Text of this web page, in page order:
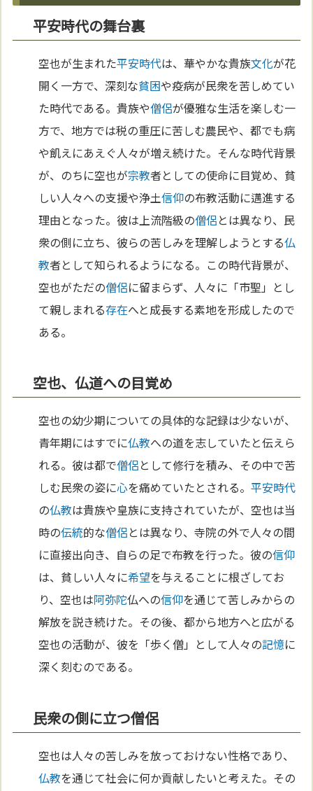
平安時代の舞台裏
空也が生まれた平安時代は、華やかな貴族文化が花
開く一方で、深刻な貧困や疫病が民衆を苦しめてい
た時代である。貴族や僧侶が優雅な生活を楽しむ一
方で、地方では税の重圧に苦しむ農民や、都でも病
や飢えにあえぐ人々が増え続けた。そんな時代背景
が、のちに空也が宗教者としての使命に目覚め、貧
しい人々への支援や浄土信仰の布教活動に邁進する
理由となった。彼は上流階級の僧侶とは異なり、民
衆の側に立ち、彼らの苦しみを理解しようとする仏
教者として知られるようになる。この時代背景が、
空也がただの僧侶に留まらず、人々に「市聖」とし
て親しまれる存在へと成長する素地を形成したので
ある。
空也、仏道への目覚め
空也の幼少期についての具体的な記録は少ないが、
青年期にはすでに仏教への道を志していたと伝えら
れる。彼は都で僧侶として修行を積み、その中で苦
しむ民衆の姿に心を痛めていたとされる。平安時代
の仏教は貴族や皇族に支持されていたが、空也は当
時の伝統的な僧侶とは異なり、寺院の外で人々の間
に直接出向き、自らの足で布教を行った。彼の信仰
は、貧しい人々に希望を与えることに根ざしてお
り、空也は阿弥陀仏への信仰を通じて苦しみからの
解放を説き続けた。その後、都から地方へと広がる
空也の活動が、彼を「歩く僧」として人々の記憶に
深く刻むのである。
民衆の側に立つ僧侶
空也は人々の苦しみを放っておけない性格であり、
仏教を通じて社会に何か貢献したいと考えた。その